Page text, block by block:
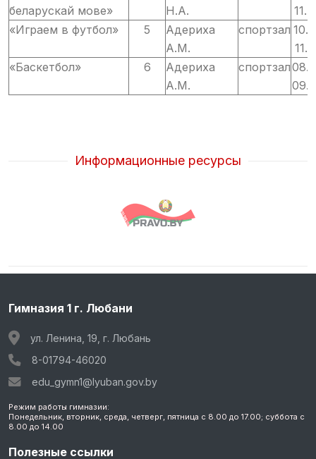
беларускай мове»
Н.А.
«Играем в футбол»
5
Адериха
А.М.
спортзал
«Баскетбол»
6
Адериха
А.М.
спортзал
Информационные ресурсы
Гимназия 1 г. Любани
ул. Ленина, 19, г. Любань
8-01794-46020
edu_gymn1@lyuban.gov.by
Режим работы гимназии:
Понедельник, вторник, среда, четверг, пятница с 8.00 до 17.00; суббота с
8.00 до 14.00
Полезные ссылки